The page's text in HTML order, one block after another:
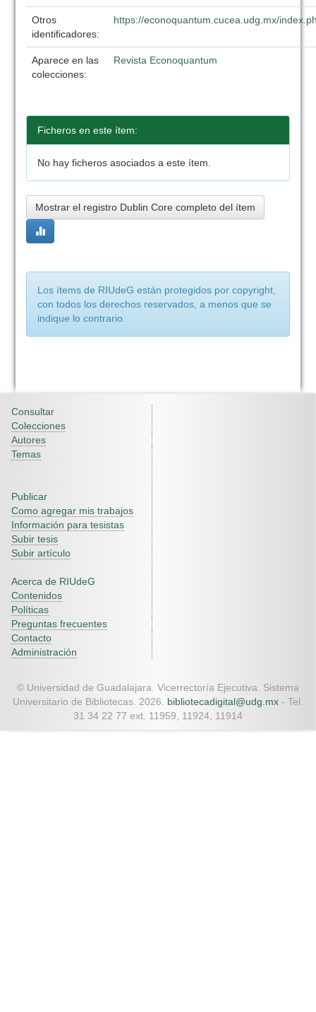
Otros
identificadores:
https://econoquantum.cucea.udg.mx/
Aparece en las
colecciones:
Revista Econoquantum
Ficheros en este ítem:
No hay ficheros asociados a este ítem.
Mostrar el registro Dublin Core completo del ítem
Los ítems de RIUdeG están protegidos por copyright,
con todos los derechos reservados, a menos que se
indique lo contrario.
Consultar
Colecciones
Autores
Temas
Publicar
Como agregar mis trabajos
Información para tesistas
Subir tesis
Subir artículo
Acerca de RIUdeG
Contenidos
Políticas
Preguntas frecuentes
Contacto
Administración
© Universidad de Guadalajara. Vicerrectoría Ejecutiva. Sistema
Universitario de Bibliotecas. 2026. bibliotecadigital@udg.mx - Tel.
31 34 22 77 ext. 11959, 11924, 11914